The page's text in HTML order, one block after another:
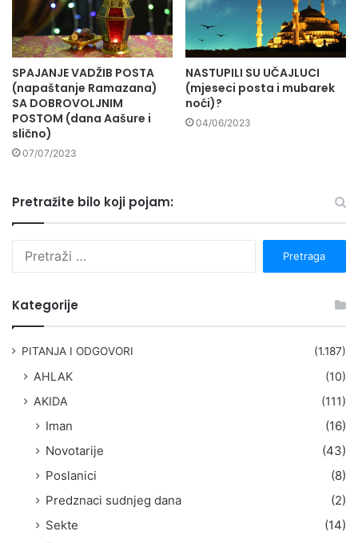
SPAJANJE VADŽIB POSTA
(napaštanje Ramazana)
SA DOBROVOLJNIM
POSTOM (dana Aašure i
slično)
07/07/2023
NASTUPILI SU UČAJLUCI
(mjeseci posta i mubarek
noći)?
04/06/2023
Pretražite bilo koji pojam:
Kategorije
PITANJA I ODGOVORI (1.187)
AHLAK
(10)
AKIDA
(111)
Iman
(16)
Novotarije
(43)
Poslanici
(8)
Predznaci sudnjeg dana
(2)
Sekte
(14)